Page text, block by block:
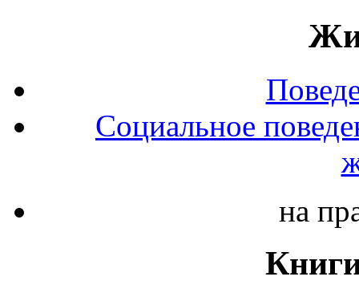
Социальное
на